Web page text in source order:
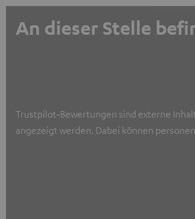
An dieser Stelle
Trustpilot‑Bewertungen sind externe
angezeigt werden. Dabei können